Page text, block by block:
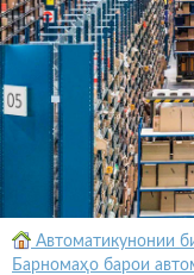
Автоматикунонии
Барномаҳо барои